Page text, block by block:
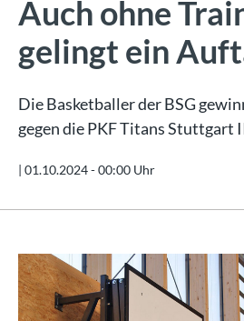
Auch ohne
gelingt ein
Die Basketballer der BSG
gegen die PKF Titans Stuttgart
| 01.10.2024 - 00:00 Uhr